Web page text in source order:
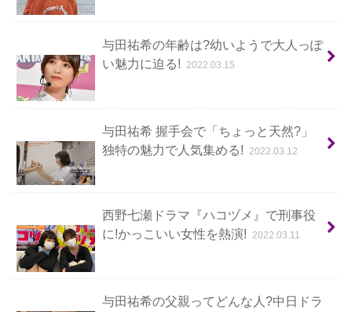
与田祐希の年齢は?幼いようで大人っぽ
い魅力に迫る!
2022.03.15
与田祐希 握手会で「ちょっと天然?」
独特の魅力で人気集める!
2022.03.12
西野七瀬ドラマ『ハコヅメ』で刑事役
に!かっこいい女性を熱演!
2022.03.11
与田祐希の父親ってどんな人?中日ドラ